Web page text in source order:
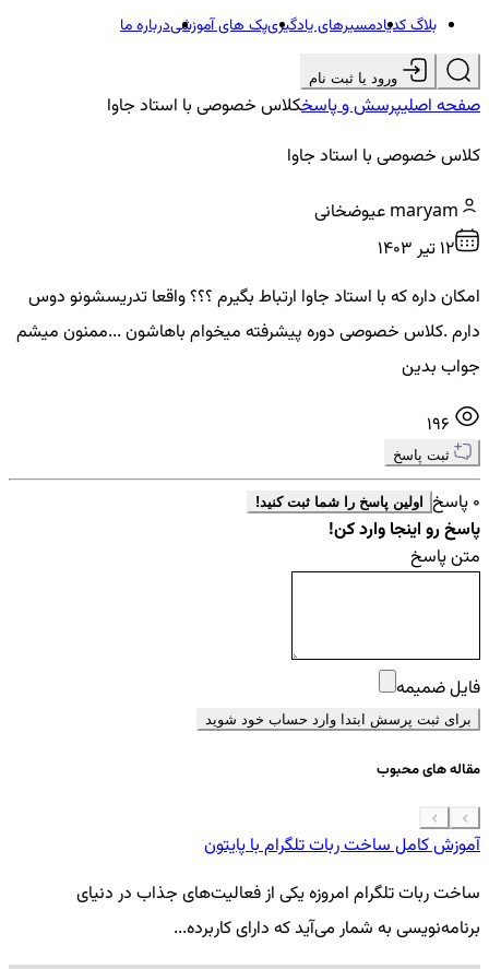
بلاگ کدیادمسیرهای یادگیریپک های آموزشیدرباره ما
ورود یا ثبت نام
صفحه اصلیپرسش و پاسخکلاس خصوصی با استاد جاوا
کلاس خصوصی با استاد جاوا
maryam عیوضخانی
12 تير ۱۴۰۳
امکان داره که با استاد جاوا ارتباط بگیرم ؟؟؟ واقعا تدریسشونو دوس
دارم .کلاس خصوصی دوره پیشرفته میخوام باهاشون ...ممنون میشم
جواب بدین
ثبت پاسخ
0 پاسخ اولین پاسخ را شما ثبت کنید!
پاسخ رو اینجا وارد کن!
متن پاسخ
فایل ضمیمه
برای ثبت پرسش ابتدا وارد حساب خود شوید
مقاله های محبوب
آموزش کامل ساخت ربات تلگرام با پایتون
ساخت ربات تلگرام امروزه یکی از فعالیت‌های جذاب در دنیای
برنامه‌نویسی به شمار می‌آید که دارای کاربرده...